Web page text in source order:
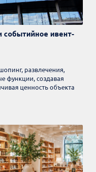
ивент-
развлечения,
функции, создавая
ценность объекта